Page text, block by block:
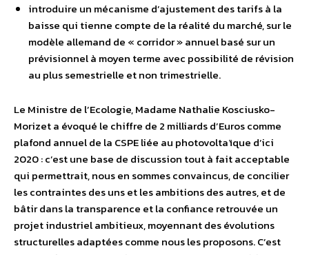
introduire un mécanisme d’ajustement des tarifs à la
baisse qui tienne compte de la réalité du marché, sur le
modèle allemand de « corridor » annuel basé sur un
prévisionnel à moyen terme avec possibilité de révision
au plus semestrielle et non trimestrielle.
Le Ministre de l’Ecologie, Madame Nathalie Kosciusko-
Morizet a évoqué le chiffre de 2 milliards d’Euros comme
plafond annuel de la CSPE liée au photovoltaïque d’ici
2020 : c’est une base de discussion tout à fait acceptable
qui permettrait, nous en sommes convaincus, de concilier
les contraintes des uns et les ambitions des autres, et de
bâtir dans la transparence et la confiance retrouvée un
projet industriel ambitieux, moyennant des évolutions
structurelles adaptées comme nous les proposons. C’est